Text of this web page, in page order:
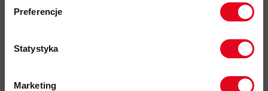
Preferencje
Statystyka
Marketing